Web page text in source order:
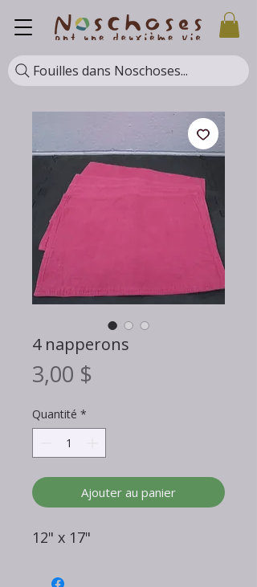
Fouilles dans Noschoses...
4 napperons
3,00 $
Quantité *
Ajouter au panier
12" x 17"